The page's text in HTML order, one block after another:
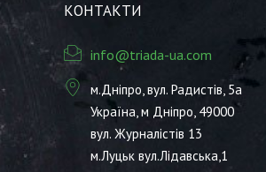
КОНТАКТИ
info@triada-ua.com
м.Дніпро, вул. Радистів, 5а
Україна, м Дніпро, 49000
вул. Журналістів 13
м.Луцьк вул.Лідавська,1